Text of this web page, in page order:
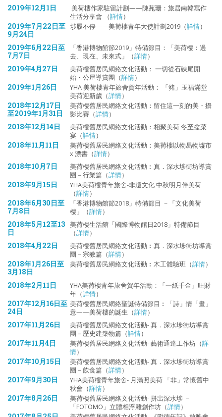
2019年12月1日
美荷樓作家駐留計劃——陳苑珊：旅居南韓寫作
生活分享會 （詳情）
2019年7月22日至
9月24日
埗履不停——美荷樓青年大使計劃2019（詳情）
2019年6月22日至
7月7日
「香港博物館節2019」特備節目：「美荷樓：過
去、現在、未來式」（詳情）
2019年4月27日
美荷樓舊居民網絡文化活動： 一切從石硤尾開
始・公屋導賞團（詳情）
2019年1月26日
YHA 美荷樓青年旅舍賀年活動： 「豬」玉福滿堂
美荷迎新歲（詳情）
2018年12月17日
至2019年1月31日
美荷樓舊居民網絡文化活動：留住這一刻的美・攝
影比賽（詳情）
2018年12月14日
美荷樓舊居民網絡文化活動：相聚美荷 冬至盆菜
宴（詳情）
2018年11月11日
美荷樓舊居民網絡文化活動：美荷樓以物易物墟市
x 漂書（詳情）
2018年10月7日
美荷樓舊居民網絡文化活動︰真．深水埗街坊導賞
團－行業篇（詳情）
2018年9月15日
YHA美荷樓青年旅舍-非遺文化 中秋明月伴美荷
（詳情）
2018年6月30日至
7月8日
「香港博物館節2018」特備節目 －「文化美荷
樓」（詳情）
2018年5月12至13
日
美荷樓生活館「國際博物館日2018」特備節目
（詳情）
2018年4月22日
美荷樓舊居民網絡文化活動︰真．深水埗街坊導賞
團－宗教篇（詳情）
2018年1月26日至
3月18日
美荷樓舊居民網絡文化活動︰木工體驗班（詳情）
2018年2月11日
YHA美荷樓青年旅舍賀年活動：「一紙千金」旺財
年（詳情）
2017年12月16日至
24日
美荷樓舊居民網絡聖誕特備節目︰「詩」情「畫」
意——美荷樓的誕生（詳情）
2017年11月26日
美荷樓舊居民網絡文化活動- 真．深水埗街坊導賞
團－歷史建築物篇（詳情）
2017年11月4日 美荷樓舊居民網絡文化活動- 藝術通達工作坊（詳
情）
2017年10月15日
美荷樓舊居民網絡文化活動- 真．深水埗街坊導賞
團－飲食篇（詳情）
2017年9月30日
YHA美荷樓青年旅舍- 月滿照美荷 「非」常懷舊中
秋會（詳情）
2017年8月26日
美荷樓舊居民網絡文化活動- 拼出深水埗 －
「FOTOMO」立體相浮雕創作坊（詳情）